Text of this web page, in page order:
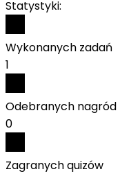
Statystyki:
Wykonanych zadań
1
Odebranych nagród
0
Zagranych quizów